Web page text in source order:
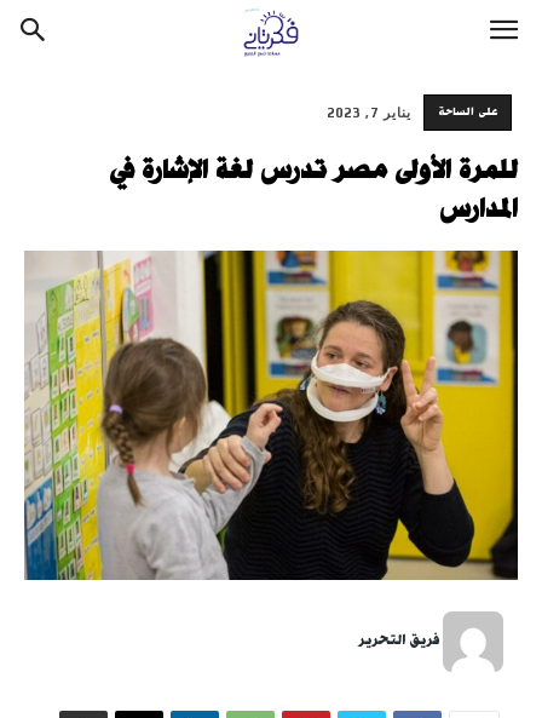
على الساحة يناير 7, 2023
للمرة الأولى مصر تدرس لغة الإشارة في
المدارس
فريق التحرير